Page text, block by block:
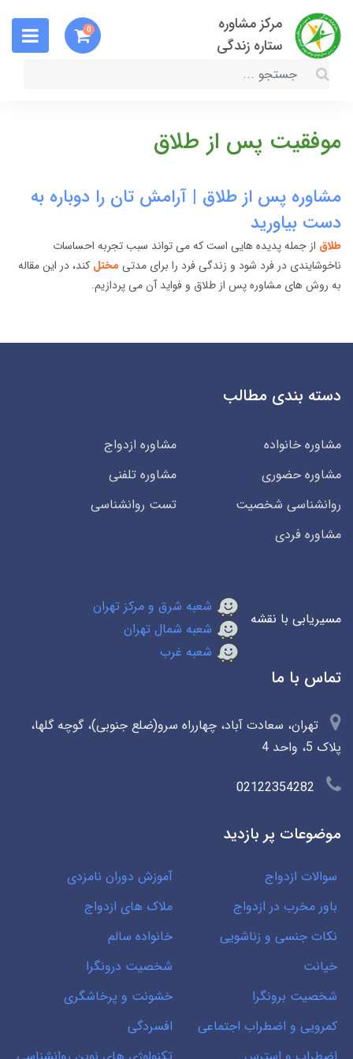
مرکز مشاوره
ستاره زندگی
0
موفقیت پس از طلاق
مشاوره پس از طلاق | آرامش تان را دوباره به
دست بیاورید
طلاق از جمله پدیده هایی است که می تواند سبب تجربه احساسات
ناخوشایندی در فرد شود و زندگی فرد را برای مدتی مختل کند، در این مقاله
به روش های مشاوره پس از طلاق و فواید آن می پردازیم.
دسته بندی مطالب
مشاوره خانواده
مشاوره ازدواج
مشاوره حضوری
مشاوره تلفنی
روانشناسی شخصیت
تست روانشناسی
مشاوره فردی
مسیریابی با نقشه
شعبه شرق و مرکز تهران
شعبه شمال تهران
شعبه غرب
تماس با ما
تهران، سعادت آباد، چهارراه سرو(ضلع جنوبی)، گوچه گلها،
پلاک 5، واحد 4
02122354282
موضوعات پر بازدید
سوالات ازدواج
آموزش دوران نامزدی
باور مخرب در ازدواج
ملاک های ازدواج
نکات جنسی و زناشویی
خانواده سالم
خیانت
شخصیت درونگرا
شخصیت برونگرا
خشونت و پرخاشگری
کمرویی و اضطراب اجتماعی
افسردگی